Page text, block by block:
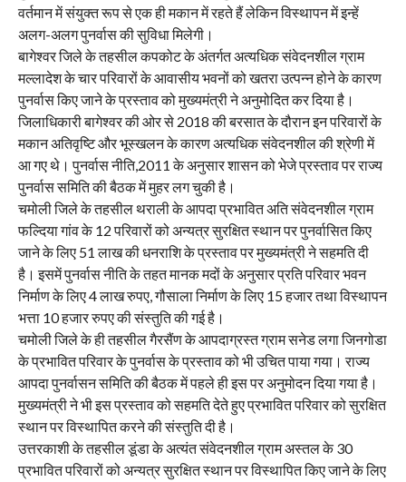
वर्तमान में संयुक्त रूप से एक ही मकान में रहते हैं लेकिन विस्थापन में इन्हें
अलग-अलग पुनर्वास की सुविधा मिलेगी।
बागेश्वर जिले के तहसील कपकोट के अंतर्गत अत्यधिक संवेदनशील ग्राम
मल्लादेश के चार परिवारों के आवासीय भवनों को खतरा उत्पन्न होने के कारण
पुनर्वास किए जाने के प्रस्ताव को मुख्यमंत्री ने अनुमोदित कर दिया है।
जिलाधिकारी बागेश्वर की ओर से 2018 की बरसात के दौरान इन परिवारों के
मकान अतिवृष्टि और भूस्खलन के कारण अत्यधिक संवेदनशील की श्रेणी में
आ गए थे। पुनर्वास नीति,2011 के अनुसार शासन को भेजे प्रस्ताव पर राज्य
पुनर्वास समिति की बैठक में मुहर लग चुकी है।
चमोली जिले के तहसील थराली के आपदा प्रभावित अति संवेदनशील ग्राम
फल्दिया गांव के 12 परिवारों को अन्यत्र सुरक्षित स्थान पर पुनर्वासित किए
जाने के लिए 51 लाख की धनराशि के प्रस्ताव पर मुख्यमंत्री ने सहमति दी
है। इसमें पुनर्वास नीति के तहत मानक मदों के अनुसार प्रति परिवार भवन
निर्माण के लिए 4 लाख रुपए, गौसाला निर्माण के लिए 15 हजार तथा विस्थापन
भत्ता 10 हजार रुपए की संस्तुति की गई है।
चमोली जिले के ही तहसील गैरसैंण के आपदाग्रस्त ग्राम सनेड लगा जिनगोडा
के प्रभावित परिवार के पुनर्वास के प्रस्ताव को भी उचित पाया गया। राज्य
आपदा पुनर्वासन समिति की बैठक में पहले ही इस पर अनुमोदन दिया गया है।
मुख्यमंत्री ने भी इस प्रस्ताव को सहमति देते हुए प्रभावित परिवार को सुरक्षित
स्थान पर विस्थापित करने की संस्तुति दी है।
उत्तरकाशी के तहसील डूंडा के अत्यंत संवेदनशील ग्राम अस्तल के 30
प्रभावित परिवारों को अन्यत्र सुरक्षित स्थान पर विस्थापित किए जाने के लिए